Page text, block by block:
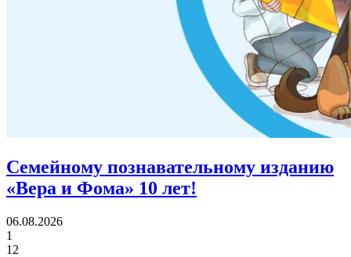
Семейному познавательному изданию
«Вера и Фома» 10 лет!
06.08.2026
1
12